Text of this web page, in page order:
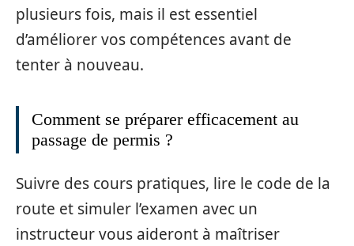
plusieurs fois, mais il est essentiel
d’améliorer vos compétences avant de
tenter à nouveau.
Comment se préparer efficacement au
passage de permis ?
Suivre des cours pratiques, lire le code de la
route et simuler l’examen avec un
instructeur vous aideront à maîtriser